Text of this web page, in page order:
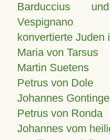
Barduccius
Vespignano
konvertierte Juden
Maria von Tarsus
Martin Suetens
Petrus von Dole
Johannes
Petrus von Ronda
Johannes vom